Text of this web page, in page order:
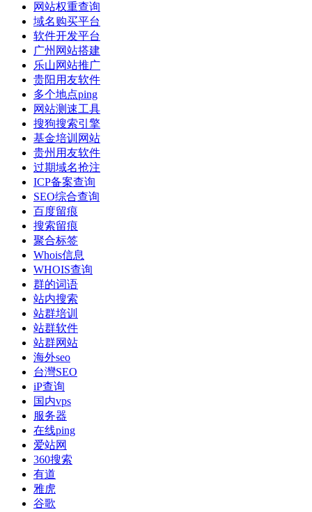
网站权重查询
域名购买平台
软件开发平台
广州网站搭建
乐山网站推广
贵阳用友软件
多个地点ping
网站测速工具
搜狗搜索引擎
基金培训网站
贵州用友软件
过期域名抢注
ICP备案查询
SEO综合查询
百度留痕
搜索留痕
聚合标签
Whois信息
WHOIS查询
群的词语
站内搜索
站群培训
站群软件
站群网站
海外seo
台灣SEO
iP查询
国内vps
服务器
在线ping
爱站网
360搜索
有道
雅虎
谷歌